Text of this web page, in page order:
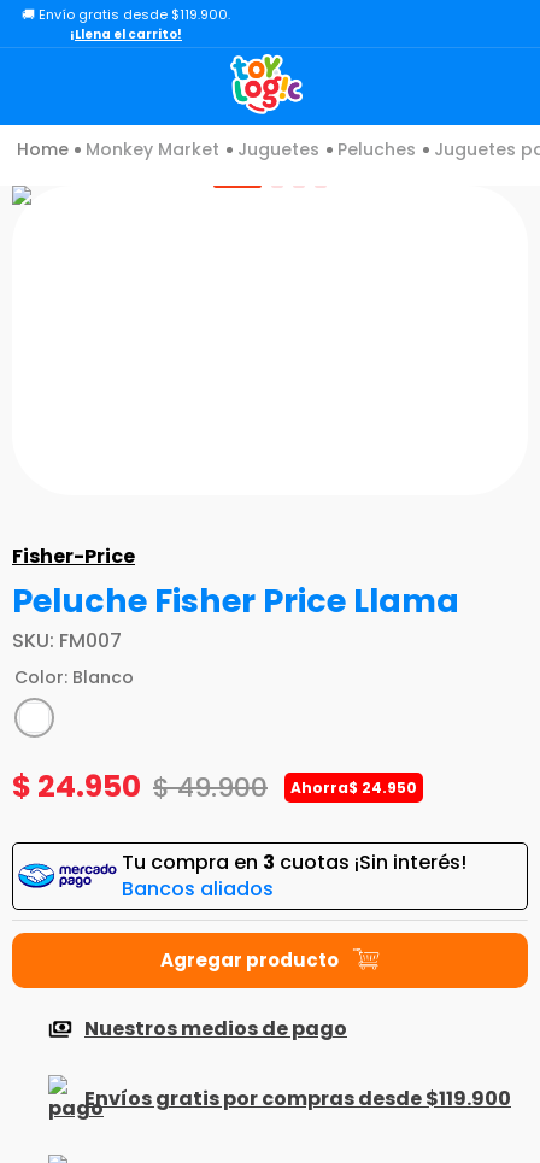
🚚 Envío gratis desde $119.900.
¡Llena el carrito!
Juguetes Peluches
Fisher-Price
Peluche Fisher Price Llama
SKU: FM007
Color: Blanco
$ 24.950 $49.900 Ahorra$ 24.950
Tu compra en 3 cuotas ¡Sin interés!
Bancos aliados
Nuestros medios de pago
Envíos gratis por compras desde $119.900
TÉRMINOS MÁS BUSCADOS
3.
carro
4